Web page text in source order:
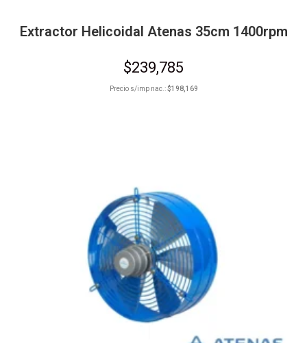
Extractor Helicoidal Atenas 35cm 1400rpm
$239,785
Precio s/imp nac.:$198,169